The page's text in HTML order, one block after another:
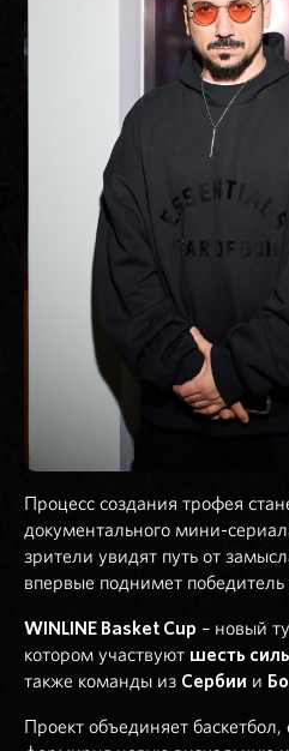
Процесс создания трофея
документального мини-
зрители увидят путь от
впервые поднимет
WINLINEBasket Cup – новый
котором участвуют шесть
также команды из Сербии и
Проект объединяет баскетбол,